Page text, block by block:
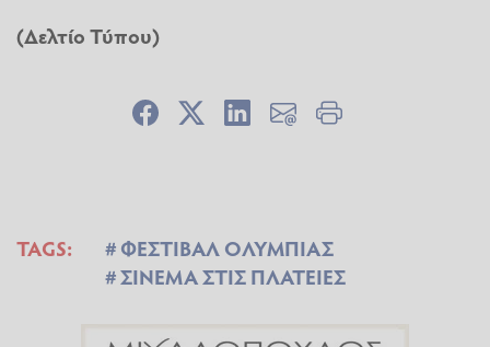
(Δελτίο Τύπου)
TAGS:
ΦΕΣΤΙΒΑΛ ΟΛΥΜΠΙΑΣ
ΣΙΝΕΜΑ ΣΤΙΣ ΠΛΑΤΕΙΕΣ